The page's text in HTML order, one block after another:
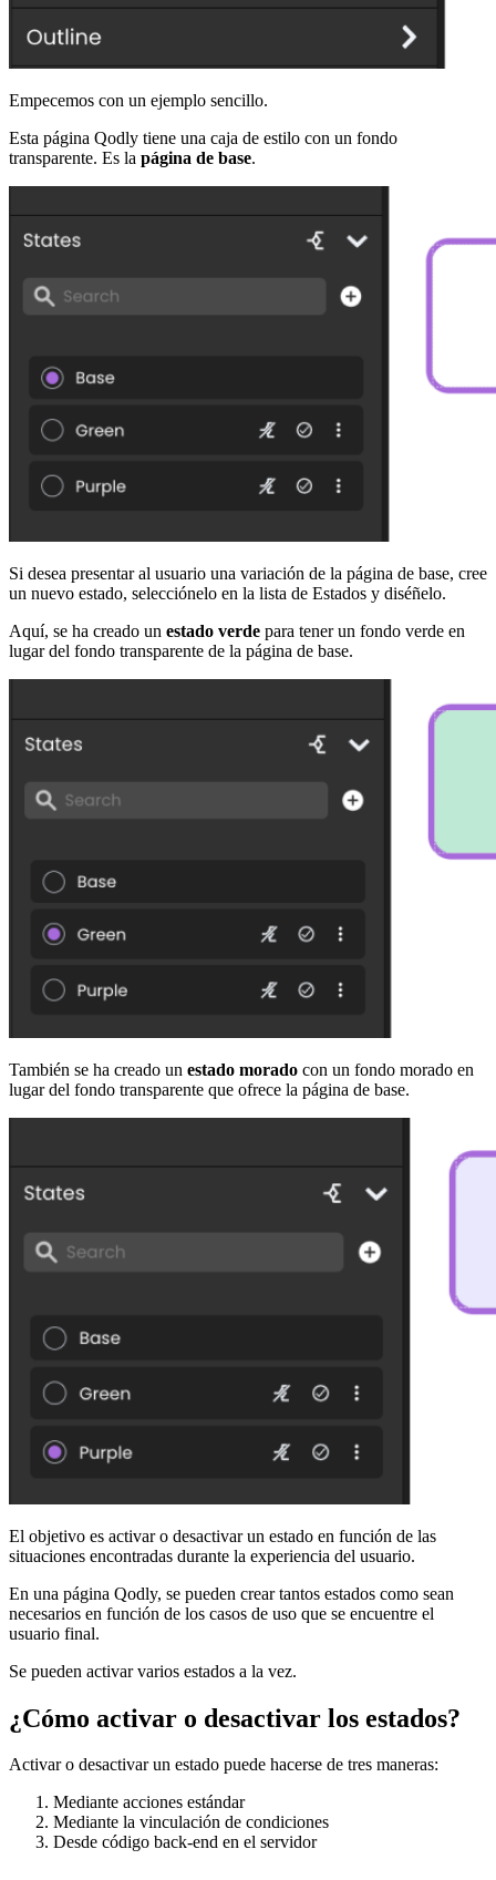
Empecemos con un ejemplo sencillo.
Esta página Qodly tiene una caja de estilo con un fondo
transparente. Es la página de base.
Si desea presentar al usuario una variación de la página de base, cree
un nuevo estado, selecciónelo en la lista de Estados y diséñelo.
Aquí, se ha creado un estado verde para tener un fondo verde en
lugar del fondo transparente de la página de base.
También se ha creado un estado morado con un fondo morado en
lugar del fondo transparente que ofrece la página de base.
El objetivo es activar o desactivar un estado en función de las
situaciones encontradas durante la experiencia del usuario.
En una página Qodly, se pueden crear tantos estados como sean
necesarios en función de los casos de uso que se encuentre el
usuario final.
Se pueden activar varios estados a la vez.
¿Cómo activar o desactivar los estados?
Activar o desactivar un estado puede hacerse de tres maneras:
Mediante acciones estándar
Mediante la vinculación de condiciones
Desde código back-end en el servidor